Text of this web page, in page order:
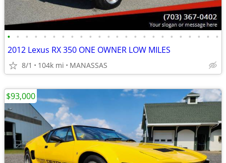
• • • • • • • • • • • • • • • • • • • • • • • •
2012 Lexus RX 350 ONE OWNER LOW MILES
8/1 104k mi MANASSAS
$93,000